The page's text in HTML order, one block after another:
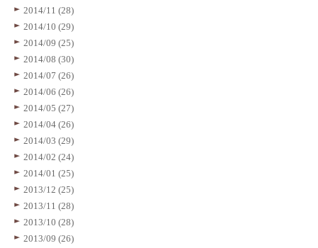
2014/11 (28)
2014/10 (29)
2014/09 (25)
2014/08 (30)
2014/07 (26)
2014/06 (26)
2014/05 (27)
2014/04 (26)
2014/03 (29)
2014/02 (24)
2014/01 (25)
2013/12 (25)
2013/11 (28)
2013/10 (28)
2013/09 (26)